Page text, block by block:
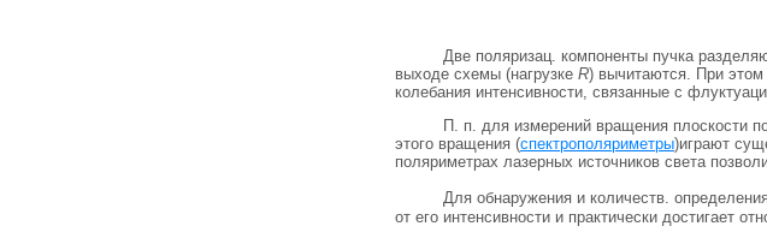
Две поляризац. компоненты пучка
выходе схемы (нагрузке R) вычитаются. При этом
колебания интенсивности, связанные с
П. п. для измерений вращения плоскости
этого вращения (спектрополяриметры)играют
поляриметрах лазерных источников света
Для обнаружения и количеств.
от его интенсивности и практически достигает